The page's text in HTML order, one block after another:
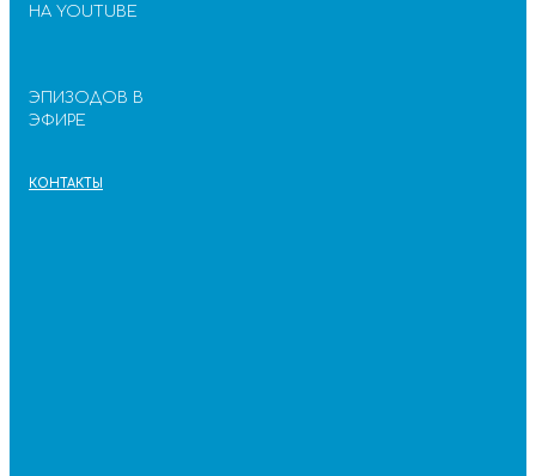
НА YOUTUBE
ЭПИЗОДОВ В
ЭФИРЕ
КОНТАКТЫ